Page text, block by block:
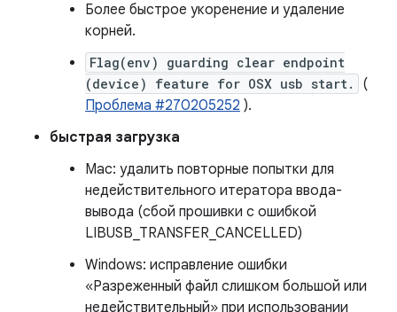
Более быстрое укоренение и удаление
корней.
Flag(env) guarding clear endpoint
(device) feature for OSX usb start.
(
Проблема #270205252 ).
быстрая загрузка
Mac: удалить повторные попытки для
недействительного итератора ввода-
вывода (сбой прошивки с ошибкой
LIBUSB_TRANSFER_CANCELLED)
Windows: исправление ошибки
«Разреженный файл слишком большой или
недействительный» при использовании